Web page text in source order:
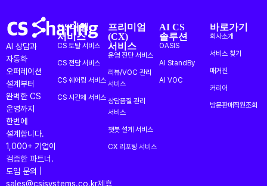
AI 상담과
자동화
오퍼레이션
설계부터
완벽한 CS
운영까지
한번에
설계합니다.
1,000+ 기업이
검증한 파트너.
도입 문의 |
sales@csisystems.co.kr제휴
CS대행
서비스
CS 토탈 서비스
CS 전담 서비스
CS 쉐어링 서비스
CS 시간제 서비스
프리미엄
(CX)
서비스
운영 진단 서비스
리뷰/VOC 관리
서비스
상담품질 관리
서비스
챗봇 설계 서비스
CX 리포팅 서비스
AI CS
솔루션
OASIS
AI StandBy
AI VOC
바로가기
회사소개
서비스 찾기
매거진
커리어
방문판매직원조회